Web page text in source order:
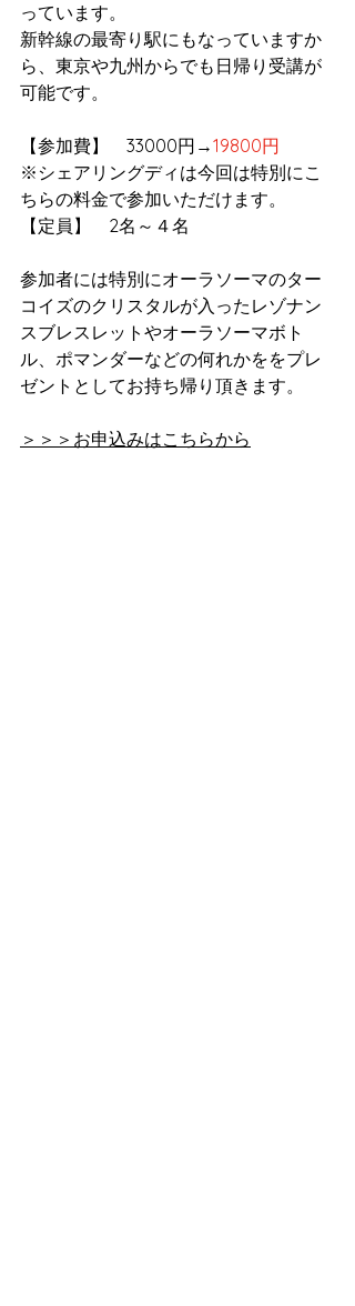
っています。
新幹線の最寄り駅にもなっていますか
ら、東京や九州からでも日帰り受講が
可能です。
【参加費】　33000円→19800円
※シェアリングディは今回は特別にこ
ちらの料金で参加いただけます。
【定員】　2名～４名
参加者には特別にオーラソーマのター
コイズのクリスタルが入ったレゾナン
スブレスレットやオーラソーマボト
ル、ポマンダーなどの何れかををプレ
ゼントとしてお持ち帰り頂きます。
＞＞＞お申込みはこちらから